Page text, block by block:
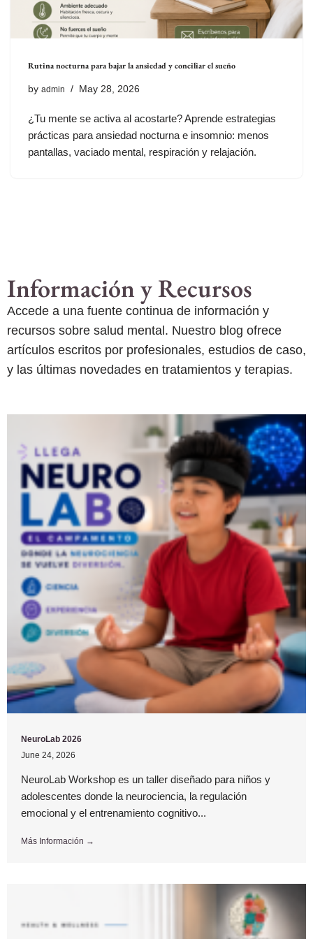
Rutina nocturna para bajar la ansiedad y conciliar el sueño
by admin May 28, 2026
¿Tu mente se activa al acostarte? Aprende estrategias
prácticas para ansiedad nocturna e insomnio: menos
pantallas, vaciado mental, respiración y relajación.
Información y Recursos
Accede a una fuente continua de información y
recursos sobre salud mental. Nuestro blog ofrece
artículos escritos por profesionales, estudios de caso,
y las últimas novedades en tratamientos y terapias.
NeuroLab 2026
June 24, 2026
NeuroLab Workshop es un taller diseñado para niños y
adolescentes donde la neurociencia, la regulación
emocional y el entrenamiento cognitivo...
Más Información →